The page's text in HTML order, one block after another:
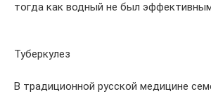
тогда как водный не был
Туберкулез
В традиционной русской медицине